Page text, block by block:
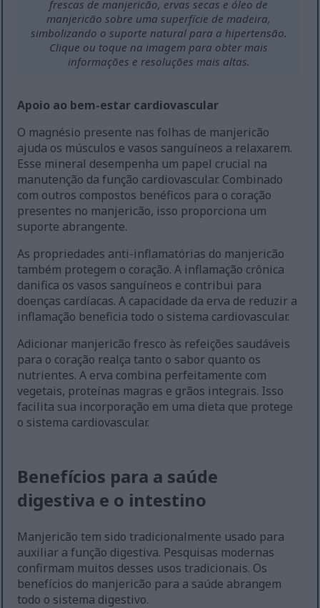
frescas de manjericão, ervas secas e óleo de
manjericão sobre uma superfície de madeira,
simbolizando o suporte natural para a hipertensão.
Clique ou toque na imagem para obter mais
informações e resoluções mais altas.
Apoio ao bem-estar cardiovascular
O magnésio presente nas folhas de manjericão
ajuda os músculos e vasos sanguíneos a relaxarem.
Esse mineral desempenha um papel crucial na
manutenção da função cardiovascular. Combinado
com outros compostos benéficos para o coração
presentes no manjericão, isso proporciona um
suporte abrangente.
As propriedades anti-inflamatórias do manjericão
também protegem o coração. A inflamação crônica
danifica os vasos sanguíneos e contribui para
doenças cardíacas. A capacidade da erva de reduzir a
inflamação beneficia todo o sistema cardiovascular.
Adicionar manjericão fresco às refeições saudáveis
para o coração realça tanto o sabor quanto os
nutrientes. A erva combina perfeitamente com
vegetais, proteínas magras e grãos integrais. Isso
facilita sua incorporação em uma dieta que protege
o sistema cardiovascular.
Benefícios para a saúde
digestiva e o intestino
Manjericão tem sido tradicionalmente usado para
auxiliar a função digestiva. Pesquisas modernas
confirmam muitos desses usos tradicionais. Os
benefícios do manjericão para a saúde abrangem
todo o sistema digestivo.